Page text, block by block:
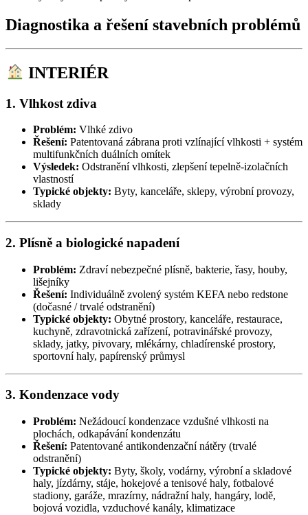
Diagnostika a řešení stavebních problémů
INTERIÉR
1. Vlhkost zdiva
Problém: Vlhké zdivo
Řešení: Patentovaná zábrana proti vzlínající vlhkosti + systém
multifunkčních duálních omítek
Výsledek: Odstranění vlhkosti, zlepšení tepelně-izolačních
vlastností
Typické objekty: Byty, kanceláře, sklepy, výrobní provozy,
sklady
2. Plísně a biologické napadení
Problém: Zdraví nebezpečné plísně, bakterie, řasy, houby,
lišejníky
Řešení: Individuálně zvolený systém KEFA nebo redstone
(dočasné / trvalé odstranění)
Typické objekty: Obytné prostory, kanceláře, restaurace,
kuchyně, zdravotnická zařízení, potravinářské provozy,
sklady, jatky, pivovary, mlékárny, chladírenské prostory,
sportovní haly, papírenský průmysl
3. Kondenzace vody
Problém: Nežádoucí kondenzace vzdušné vlhkosti na
plochách, odkapávání kondenzátu
Řešení: Patentované antikondenzační nátěry (trvalé
odstranění)
Typické objekty: Byty, školy, vodárny, výrobní a skladové
haly, jízdárny, stáje, hokejové a tenisové haly, fotbalové
stadiony, garáže, mrazírny, nádražní haly, hangáry, lodě,
bojová vozidla, vzduchové kanály, klimatizace